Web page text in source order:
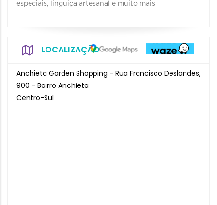
especiais, linguiça artesanal e muito mais
LOCALIZAÇÃO
Anchieta Garden Shopping - Rua Francisco Deslandes,
900 - Bairro Anchieta
Centro-Sul